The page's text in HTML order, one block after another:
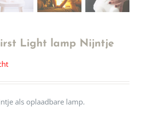
Light lamp Nijntje
als oplaadbare lamp.